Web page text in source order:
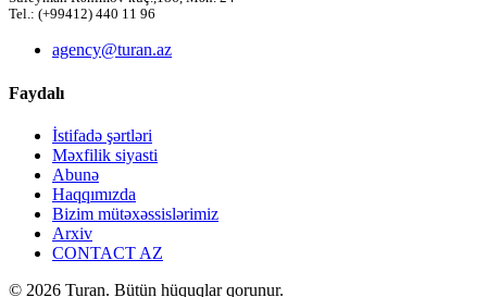
Tel.: (+99412) 440 11 96
agency@turan.az
Faydalı
İstifadə şərtləri
Məxfilik siyasti
Abunə
Haqqımızda
Bizim mütəxəssislərimiz
Arxiv
CONTACT AZ
© 2026 Turan. Bütün hüquqlar qorunur.